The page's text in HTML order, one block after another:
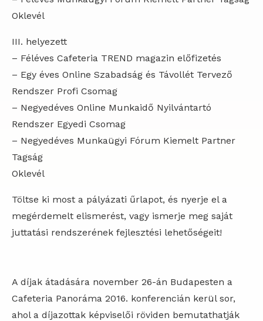
Oklevél
III. helyezett
– Féléves Cafeteria TREND magazin előfizetés
– Egy éves Online Szabadság és Távollét Tervező
Rendszer Profi Csomag
– Negyedéves Online Munkaidő Nyilvántartó
Rendszer Egyedi Csomag
– Negyedéves Munkaügyi Fórum Kiemelt Partner
Tagság
Oklevél
Töltse ki most a pályázati űrlapot, és nyerje el a
megérdemelt elismerést, vagy ismerje meg saját
juttatási rendszerének fejlesztési lehetőségeit!
A díjak átadására november 26-án Budapesten a
Cafeteria Panoráma 2016. konferencián kerül sor,
ahol a díjazottak képviselői röviden bemutathatják